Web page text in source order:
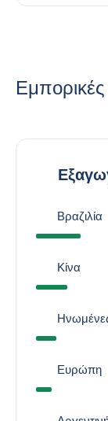
Βραζιλία
Κίνα
Ευρώπη